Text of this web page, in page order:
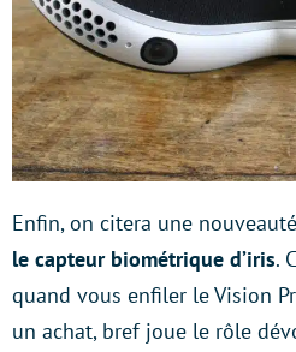
Enfin, on citera une
le capteur biométrique d’iris.
quand vous enfiler le Vision
un achat, bref joue le rôle